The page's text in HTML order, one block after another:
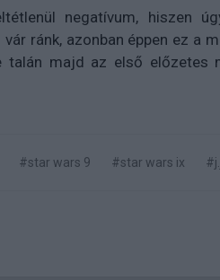
negatívum, hiszen
ránk, azonban éppen ez a
talán majd az első
#star wars 9 #star wars ix